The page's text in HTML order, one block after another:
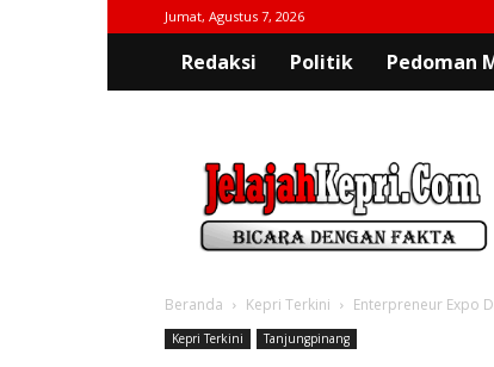
Jumat, Agustus 7, 2026
Redaksi Politik Pedoman
Beranda Kepri Terkini Enterpreneur Expo
Kepri Terkini Tanjungpinang